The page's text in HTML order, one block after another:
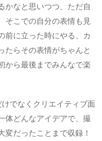
かなと思いつつ、ただ自
そこでの自分の表情も見
前に立った時にやる、カ
たらその表情がちゃんと
から最後までみんなで楽
でなくクリエイティブ面
体どんなアイデアで、撮
だったことまで収録！